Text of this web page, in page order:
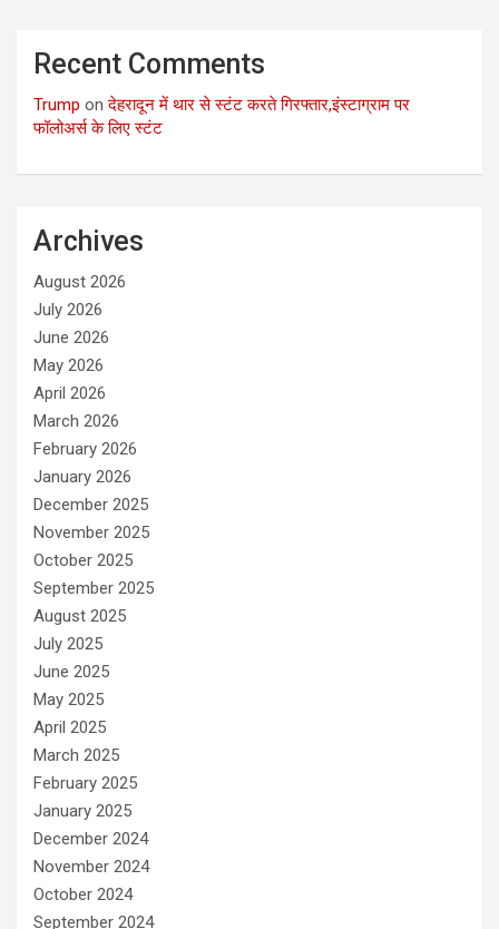
Recent Comments
Trump onदेहरादून में थार से स्टंट करते गिरफ्तार,इंस्टाग्राम पर
फॉलोअर्स के लिए स्टंट
Archives
August 2026
July 2026
June 2026
May 2026
April 2026
March 2026
February 2026
January 2026
December 2025
November 2025
October 2025
September 2025
August 2025
July 2025
June 2025
May 2025
April 2025
March 2025
February 2025
January 2025
December 2024
November 2024
October 2024
September 2024